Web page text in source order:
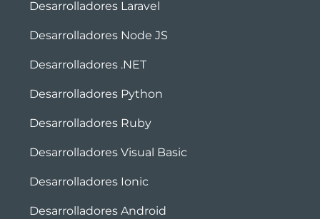
Desarrolladores Laravel
Desarrolladores Node JS
Desarrolladores .NET
Desarrolladores Python
Desarrolladores Ruby
Desarrolladores Visual Basic
Desarrolladores Ionic
Desarrolladores Android